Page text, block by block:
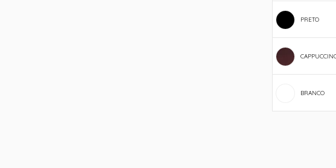
PRETO
BRANCO